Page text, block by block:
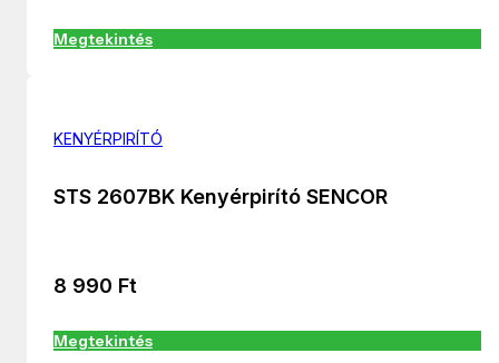
Megtekintés
KENYÉRPIRÍTÓ
STS 2607BK Kenyérpirító SENCOR
8 990 Ft
Megtekintés